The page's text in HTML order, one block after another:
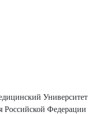
Университет
Российской Федерации